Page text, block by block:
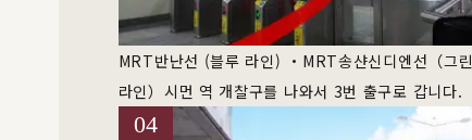
MRT반난선 (블루 라인) ・MRT송샨신디엔선（그린
라인）시먼 역 개찰구를 나와서 3번 출구로 갑니다.
04